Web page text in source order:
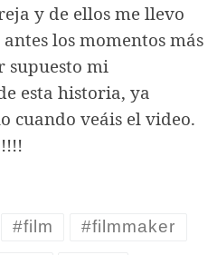
y de ellos me llevo
los momentos más
supuesto mi
esta historia, ya
cuando veáis el video.
#film #filmmaker